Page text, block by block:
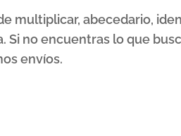
multiplicar, abecedario,
Si no encuentras lo que
envíos.